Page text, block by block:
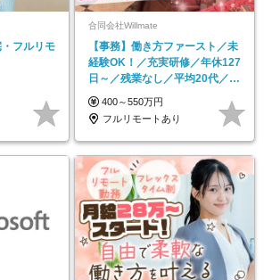
フルリモ
合同会社Willmate
【事務】働き方ファースト／未
経験OK！／充実研修／年休127
日～／残業なし／平均20代／リ
モートOK
400～550万円
フルリモートあり